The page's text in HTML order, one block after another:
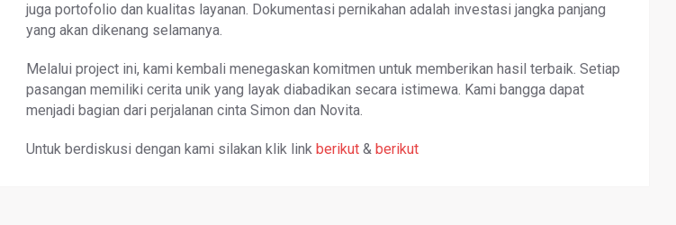
juga portofolio dan kualitas layanan. Dokumentasi pernikahan adalah investasi jangka panjang
yang akan dikenang selamanya.
Melalui project ini, kami kembali menegaskan komitmen untuk memberikan hasil terbaik. Setiap
pasangan memiliki cerita unik yang layak diabadikan secara istimewa. Kami bangga dapat
menjadi bagian dari perjalanan cinta Simon dan Novita.
Untuk berdiskusi dengan kami silakan klik link berikut& berikut